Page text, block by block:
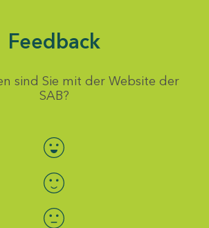
Feedback
sind Sie mit der Website der
SAB?
Bewertung auswählen